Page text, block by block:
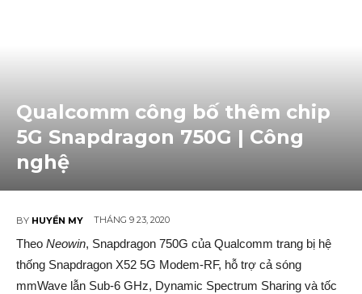
Qualcomm công bố thêm chip
5G Snapdragon 750G | Công
nghệ
BY HUYỀN MY THÁNG 9 23, 2020
Theo Neowin, Snapdragon 750G của Qualcomm trang bị hệ
thống Snapdragon X52 5G Modem-RF, hỗ trợ cả sóng
mmWave lẫn Sub-6 GHz, Dynamic Spectrum Sharing và tốc